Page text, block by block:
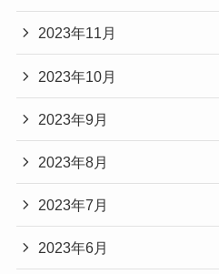
2023年11月
2023年10月
2023年9月
2023年8月
2023年7月
2023年6月